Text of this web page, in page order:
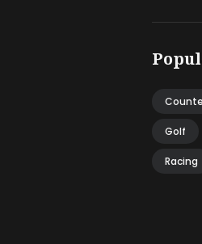
Golf
Racing